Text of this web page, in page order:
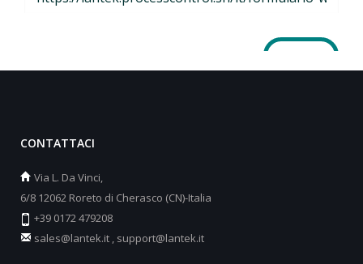
CONTATTACI
Via L. Da Vinci,
6/8 12062 Roreto di Cherasco (CN)-Italia
+39 0172 479208
sales@lantek.it , support@lantek.it